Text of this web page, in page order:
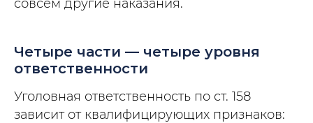
совсем другие наказания.
Четыре части — четыре уровня
ответственности
Уголовная ответственность по ст. 158
зависит от квалифицирующих признаков: